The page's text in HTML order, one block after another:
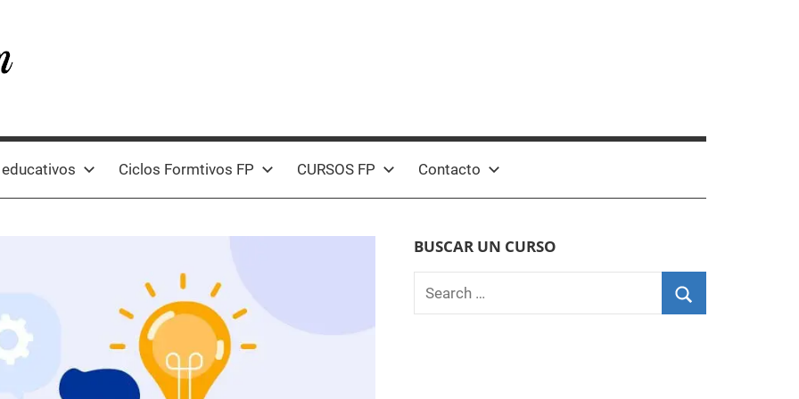
Ciclos Formtivos FP CURSOS FP Contacto
BUSCAR UN CURSO
Search
for: